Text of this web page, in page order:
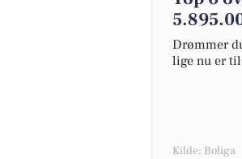
Drømmer
lige nu er
Kilde: Boliga